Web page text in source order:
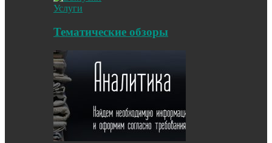
Услуги
Тематические обзоры